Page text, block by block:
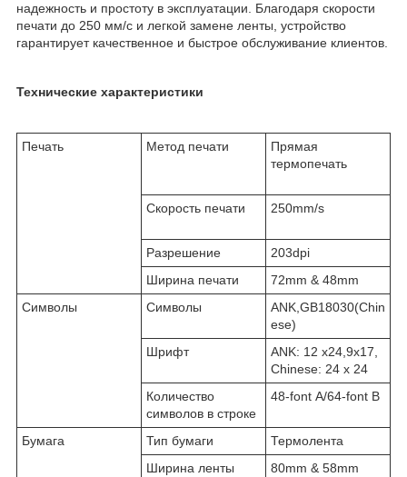
надежность и простоту в эксплуатации. Благодаря скорости
печати до 250 мм/с и легкой замене ленты, устройство
гарантирует качественное и быстрое обслуживание клиентов.
Технические характеристики
Печать Метод печати
Прямая
термопечать
Скорость печати 250mm/s
Разрешение
203dpi
Ширина печати
72mm & 48mm
Символы
Символы
ANK,GB18030(Chin
ese)
Шрифт
ANK: 12 x24,9x17,
Chinese: 24 x 24
Количество
символов в строке
48-font A/64-font B
Бумага Тип бумаги
Термолента
Ширина ленты
80mm & 58mm